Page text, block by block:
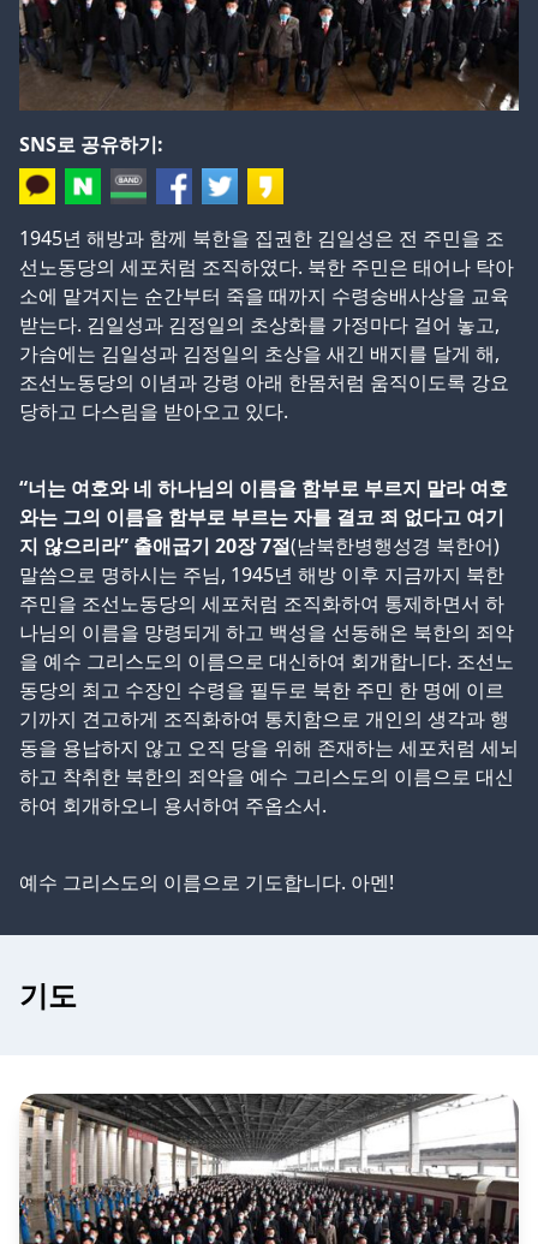
SNS로 공유하기:
1945년 해방과 함께 북한을 집권한 김일성은 전 주민을 조
선노동당의 세포처럼 조직하였다. 북한 주민은 태어나 탁아
소에 맡겨지는 순간부터 죽을 때까지 수령숭배사상을 교육
받는다. 김일성과 김정일의 초상화를 가정마다 걸어 놓고,
가슴에는 김일성과 김정일의 초상을 새긴 배지를 달게 해,
조선노동당의 이념과 강령 아래 한몸처럼 움직이도록 강요
당하고 다스림을 받아오고 있다.
“너는 여호와 네 하나님의 이름을 함부로 부르지 말라 여호
와는 그의 이름을 함부로 부르는 자를 결코 죄 없다고 여기
지 않으리라” 출애굽기 20장 7절(남북한병행성경 북한어)
말씀으로 명하시는 주님, 1945년 해방 이후 지금까지 북한
주민을 조선노동당의 세포처럼 조직화하여 통제하면서 하
나님의 이름을 망령되게 하고 백성을 선동해온 북한의 죄악
을 예수 그리스도의 이름으로 대신하여 회개합니다. 조선노
동당의 최고 수장인 수령을 필두로 북한 주민 한 명에 이르
기까지 견고하게 조직화하여 통치함으로 개인의 생각과 행
동을 용납하지 않고 오직 당을 위해 존재하는 세포처럼 세뇌
하고 착취한 북한의 죄악을 예수 그리스도의 이름으로 대신
하여 회개하오니 용서하여 주옵소서.
예수 그리스도의 이름으로 기도합니다. 아멘!
기도